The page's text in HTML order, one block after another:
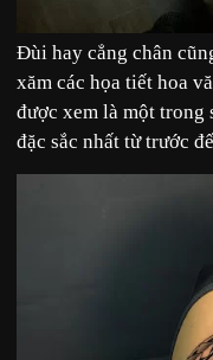
Đùi hay cẳng chân
xăm các họa tiết hoa
được xem là một trong
đặc sắc nhất từ trước